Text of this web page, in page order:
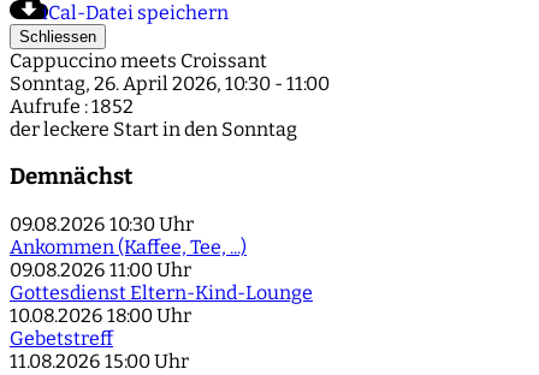
iCal-Datei speichern
Schliessen
Cappuccino meets Croissant
Sonntag, 26. April 2026, 10:30 - 11:00
Aufrufe : 1852
der leckere Start in den Sonntag
Demnächst
09.08.2026 10:30 Uhr
Ankommen (Kaffee, Tee, ...)
09.08.2026 11:00 Uhr
Gottesdienst Eltern-Kind-Lounge
10.08.2026 18:00 Uhr
Gebetstreff
11.08.2026 15:00 Uhr